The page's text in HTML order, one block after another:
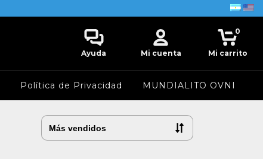
Ayuda Mi cuenta Mi carrito
0
Política de Privacidad MUNDIALITO OVNI